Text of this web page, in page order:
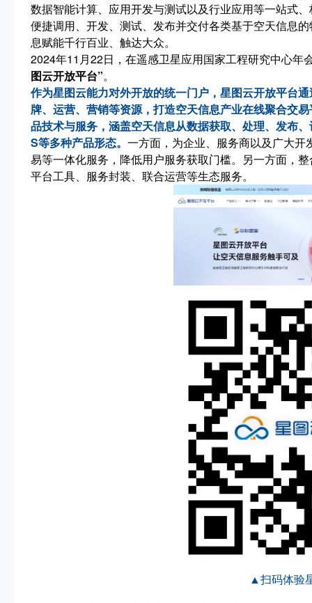
数据智能计算、应用开发与测试以及行业应用等一站式
便捷调用、开发、测试、发布并交付各类基于空天信息
息赋能千行百业、触达大众。
2024年11月22日，在遥感卫星应用国家工程研究中心年
图云开放平台”。
作为星图云能力对外开放的统一门户，星图云开放平台
牌、运营、营销等资源，打造空天信息产业在线聚合交
品技术与服务，涵盖空天信息从数据获取、处理、发布
S等多种产品形态。 一方面，为企业、服务商以及广大
易等一体化服务，降低用户服务获取门槛。另一方面，
平台工具、服务封装、联合运营等生态服务。
▲扫码体验